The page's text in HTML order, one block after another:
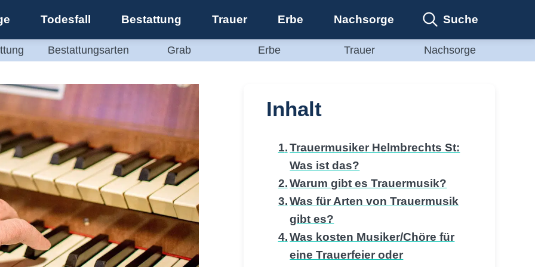
Todesfall Bestattung Trauer Erbe Nachsorge Suche
Bestattungsarten Grab Erbe Trauer Nachsorge
Inhalt
Trauermusiker Helmbrechts St:
Was ist das?
Warum gibt es Trauermusik?
Was für Arten von Trauermusik
gibt es?
Was kosten Musiker/Chöre für
eine Trauerfeier oder